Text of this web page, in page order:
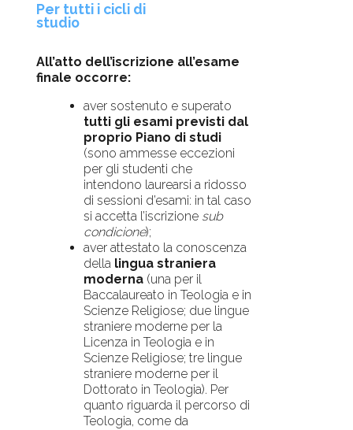
Per tutti i cicli di
studio
All’atto dell’iscrizione all’esame
finale occorre:
aver sostenuto e superato
tutti gli esami previsti dal
proprio Piano di studi
(sono ammesse eccezioni
per gli studenti che
intendono laurearsi a ridosso
di sessioni d’esami: in tal caso
si accetta l’iscrizione sub
condicione);
aver attestato la conoscenza
della lingua straniera
moderna (una per il
Baccalaureato in Teologia e in
Scienze Religiose; due lingue
straniere moderne per la
Licenza in Teologia e in
Scienze Religiose; tre lingue
straniere moderne per il
Dottorato in Teologia). Per
quanto riguarda il percorso di
Teologia, come da